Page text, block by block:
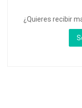
¿Quieres recibir